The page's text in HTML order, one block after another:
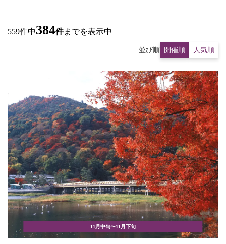
559件中384件までを表示中
並び順 開催順 人気順
11月中旬〜11月下旬